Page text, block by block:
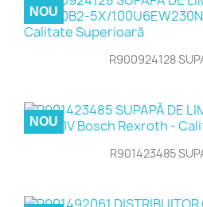
R900924128
NOU
R901423485
NOU